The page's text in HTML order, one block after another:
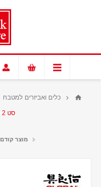
כלים ואביזרים למטבח
סט 2 סכיני גלובל
מוצר קודם